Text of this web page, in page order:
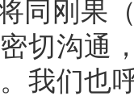
同刚果
切沟通
我们也